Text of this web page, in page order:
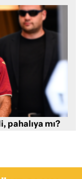
pahalıya mı?